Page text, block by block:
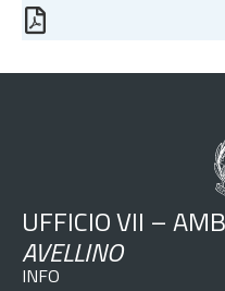
UFFICIO VII –
AVELLINO
INFO